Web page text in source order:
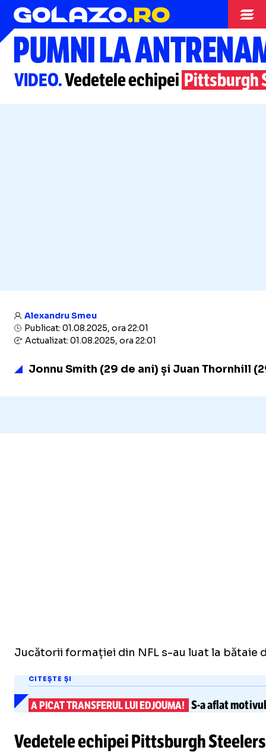
Alte sporturi
PUMNI LA
VIDEO.Vedetele echipei Pittsburgh
Alexandru Smeu
Publicat: 01.08.2025, ora 22:01
Actualizat: 01.08.2025, ora 22:01
Jonnu Smith (29 de ani) și Juan Thornhill
Jucătorii formației din NFL s-au luat la
CITEȘTE ȘI
A PICAT TRANSFERUL LUI EDJOUMA! S-aaflat
Vedetele echipei Pittsburgh